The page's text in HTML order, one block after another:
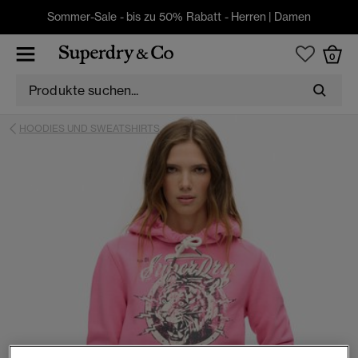
Sommer-Sale - bis zu 50% Rabatt - Herren | Damen
0
HOODIES UND SWEATSHIRTS